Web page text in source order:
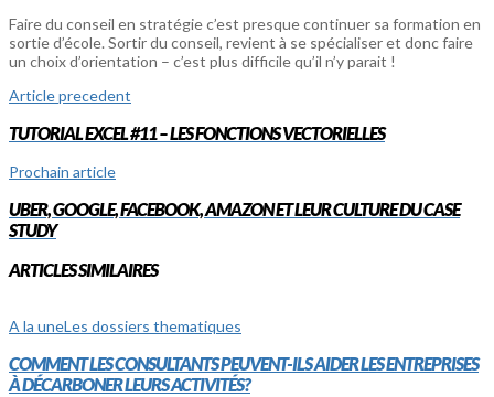
Faire du conseil en stratégie c’est presque continuer sa formation en
sortie d’école. Sortir du conseil, revient à se spécialiser et donc faire
un choix d’orientation – c’est plus difficile qu’il n’y parait !
Article precedent
TUTORIAL EXCEL #11 – LES FONCTIONS VECTORIELLES
Prochain article
UBER, GOOGLE, FACEBOOK, AMAZON ET LEUR CULTURE DU CASE
STUDY
ARTICLES SIMILAIRES
A la uneLes dossiers thematiques
COMMENT LES CONSULTANTS PEUVENT-ILS AIDER LES ENTREPRISES
À DÉCARBONER LEURS ACTIVITÉS?